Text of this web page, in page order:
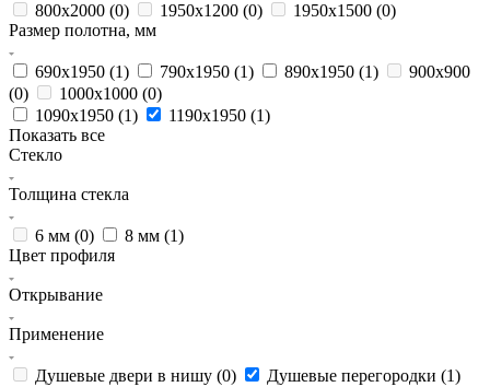
800х2000 (0) 1950x1200 (0) 1950x1500 (0)
Размер полотна, мм
690х1950 (1) 790х1950 (1) 890х1950 (1)
900x900
(0) 1000x1000 (0)
1090х1950 (1) 1190х1950 (1)
Показать все
Стекло
Толщина стекла
6 мм (0) 8 мм (1)
Цвет профиля
Открывание
Применение
Душевые двери в нишу (0) Душевые перегородки (1)